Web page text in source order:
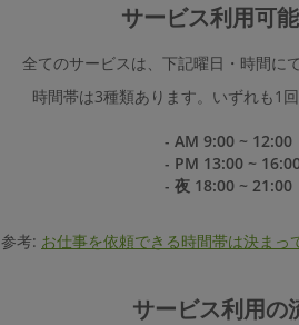
サービス利用可
全てのサービスは、下記曜日・時間に
時間帯は3種類あります。いずれも1回
- AM 9:00 ~ 12:00
- PM 13:00 ~
- 夜 18:00 ~ 21:00
参考: お仕事を依頼できる時間帯は決ま
サービス利用の